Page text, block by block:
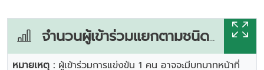
จำนวนผู้เข้าร่วมแยกตามชนิดกีฬา
หมายเหตุ : ผู้เข้าร่วมการแข่งขัน 1 คน อาจจะมีบทบาทหน้าที่